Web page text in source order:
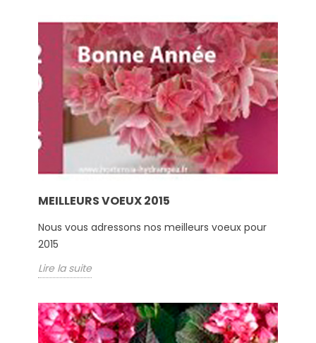
MEILLEURS VOEUX 2015
Nous vous adressons nos meilleurs voeux pour
2015
Lire la suite